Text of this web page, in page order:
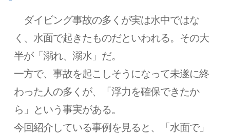
ダイビング事故の多くが実は水中ではな
く、水面で起きたものだといわれる。その大
半が「溺れ、溺水」だ。
一方で、事故を起こしそうになって未遂に終
わった人の多くが、「浮力を確保できたか
ら」という事実がある。
今回紹介している事例を見ると、「水面で」